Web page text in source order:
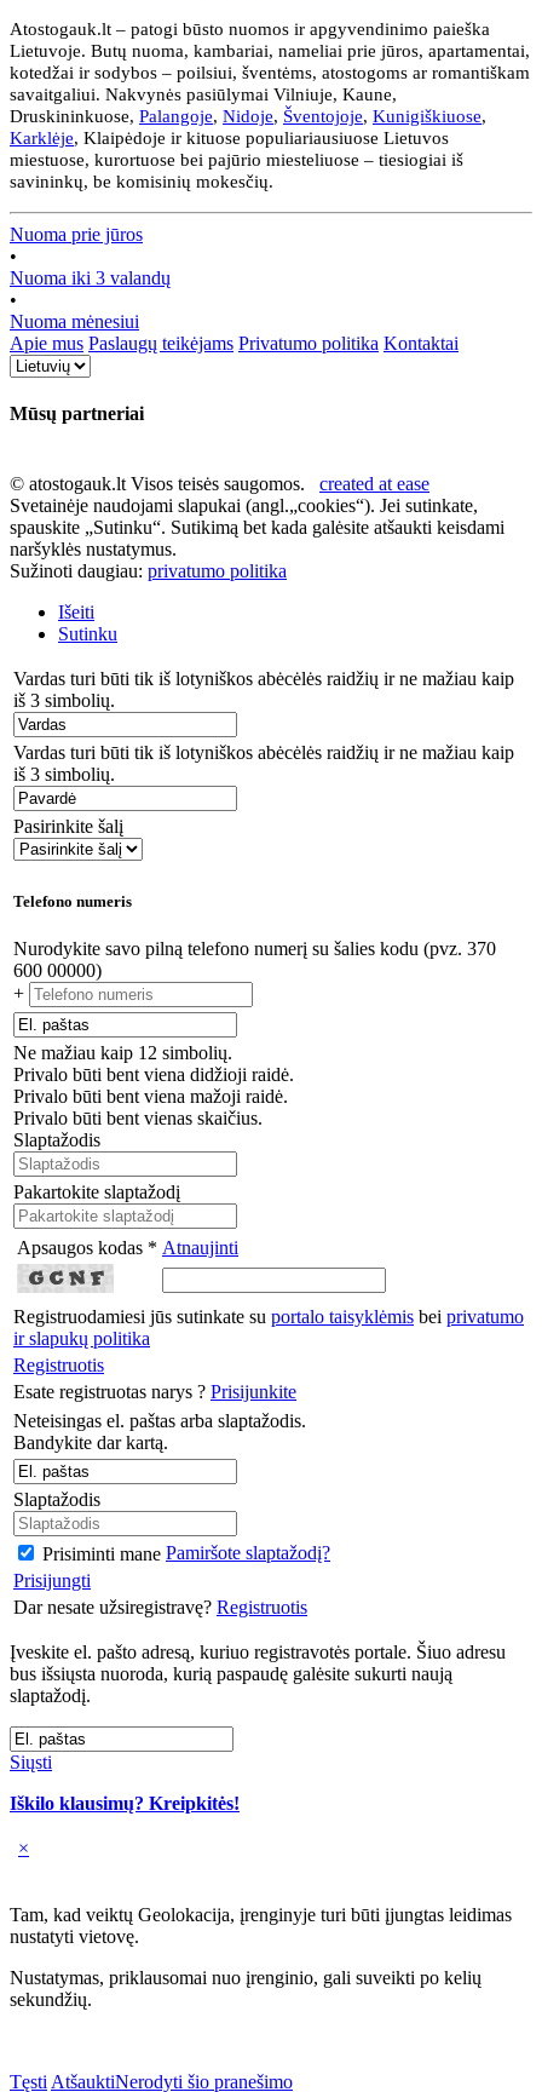
Atostogauk.lt – patogi būsto nuomos ir apgyvendinimo paieška
Lietuvoje. Butų nuoma, kambariai, nameliai prie jūros, apartamentai,
kotedžai ir sodybos – poilsiui, šventėms, atostogoms ar romantiškam
savaitgaliui. Nakvynės pasiūlymai Vilniuje, Kaune,
Druskininkuose, Palangoje, Nidoje, Šventojoje, Kunigiškiuose,
Karklėje, Klaipėdoje ir kituose populiariausiuose Lietuvos
miestuose, kurortuose bei pajūrio miesteliuose – tiesiogiai iš
savininkų, be komisinių mokesčių.
Nuoma prie jūros
•
Nuoma iki 3 valandų
•
Nuoma mėnesiui
Apie mus Paslaugų teikėjams Privatumo politika Kontaktai
Mūsų partneriai
© atostogauk.lt Visos teisės saugomos. created at ease
Svetainėje naudojami slapukai (angl.„cookies“). Jei sutinkate,
spauskite „Sutinku“. Sutikimą bet kada galėsite atšaukti keisdami
naršyklės nustatymus.
Sužinoti daugiau: privatumo politika
Išeiti
Sutinku
Vardas turi būti tik iš lotyniškos abėcėlės raidžių ir ne mažiau kaip
iš 3 simbolių.
Vardas turi būti tik iš lotyniškos abėcėlės raidžių ir ne mažiau kaip
iš 3 simbolių.
Pasirinkite šalį
Telefono numeris
Nurodykite savo pilną telefono numerį su šalies kodu (pvz. 370
600 00000)
+
Ne mažiau kaip 12 simbolių.
Privalo būti bent viena didžioji raidė.
Privalo būti bent viena mažoji raidė.
Privalo būti bent vienas skaičius.
Slaptažodis
Pakartokite slaptažodį
Apsaugos kodas * Atnaujinti
Registruodamiesi jūs sutinkate su portalo taisyklėmis bei privatumo
ir slapukų politika
Registruotis
Esate registruotas narys ? Prisijunkite
Neteisingas el. paštas arba slaptažodis.
Bandykite dar kartą.
Slaptažodis
Prisiminti mane Pamiršote slaptažodį?
Prisijungti
Dar nesate užsiregistravę? Registruotis
Įveskite el. pašto adresą, kuriuo registravotės portale. Šiuo adresu
bus išsiųsta nuoroda, kurią paspaudę galėsite sukurti naują
slaptažodį.
Siųsti
Iškilo klausimų? Kreipkitės!
×
Tam, kad veiktų Geolokacija, įrenginyje turi būti įjungtas leidimas
nustatyti vietovę.
Nustatymas, priklausomai nuo įrenginio, gali suveikti po kelių
sekundžių.
Tęsti AtšauktiNerodyti šio pranešimo